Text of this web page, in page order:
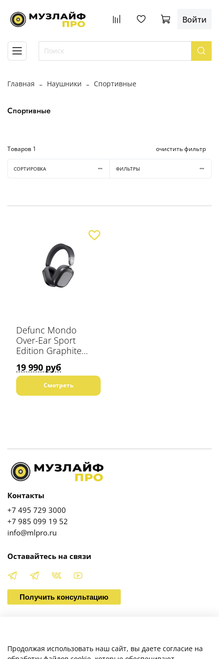
Войти
Главная Наушники Спортивные
Спортивные
Товаров 1 очистить фильтр
СОРТИРОВКА ФИЛЬТРЫ
Defunc Mondo
Over-Ear Sport
Edition Graphite
(графитовый)
наушники
Смотреть
19 990 руб
О магазине
Контакты
+7 495 729 3000
+7 985 099 19 52
info@mlpro.ru
Оставайтесь на связи
Получить консультацию
Продолжая использовать наш сайт, вы даете согласие на